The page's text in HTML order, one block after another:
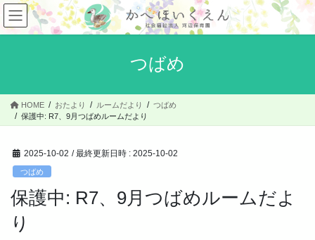
コ
ン
テ
ス
ッ
ナ
ビ
ゲ
ン
移
つばめ
HOME おたより ルームだより
つばめ
保護中: R7、9月つばめルームだより
2025-10-02 / 最終更新日時 : 2025-10-02
つばめ
保護中: R7、9月つばめルームだよ
り